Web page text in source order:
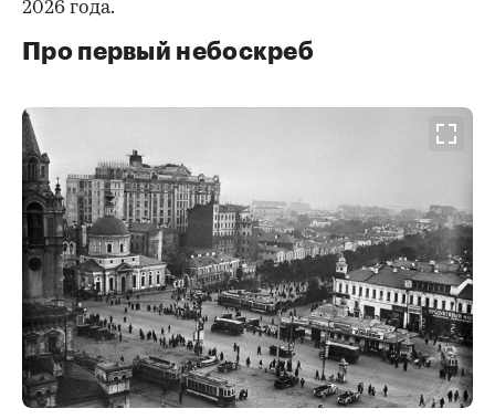
2026 года.
Про первый небоскреб
00:00 / 00:00